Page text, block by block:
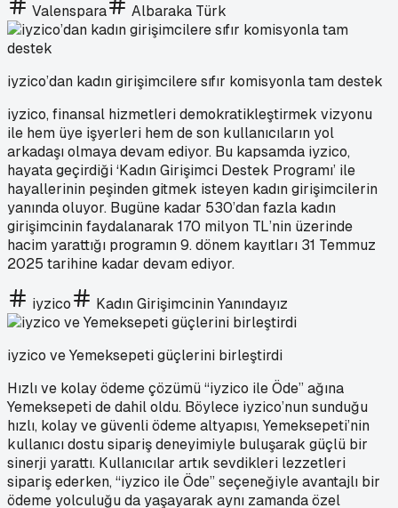
Valenspara Albaraka Türk
iyzico’dan kadın girişimcilere sıfır komisyonla tam destek
iyzico, finansal hizmetleri demokratikleştirmek vizyonu
ile hem üye işyerleri hem de son kullanıcıların yol
arkadaşı olmaya devam ediyor. Bu kapsamda iyzico,
hayata geçirdiği ‘Kadın Girişimci Destek Programı’ ile
hayallerinin peşinden gitmek isteyen kadın girişimcilerin
yanında oluyor. Bugüne kadar 530’dan fazla kadın
girişimcinin faydalanarak 170 milyon TL’nin üzerinde
hacim yarattığı programın 9. dönem kayıtları 31 Temmuz
2025 tarihine kadar devam ediyor.
iyzico Kadın Girişimcinin Yanındayız
iyzico ve Yemeksepeti güçlerini birleştirdi
Hızlı ve kolay ödeme çözümü “iyzico ile Öde” ağına
Yemeksepeti de dahil oldu. Böylece iyzico’nun sunduğu
hızlı, kolay ve güvenli ödeme altyapısı, Yemeksepeti’nin
kullanıcı dostu sipariş deneyimiyle buluşarak güçlü bir
sinerji yarattı. Kullanıcılar artık sevdikleri lezzetleri
sipariş ederken, “iyzico ile Öde” seçeneğiyle avantajlı bir
ödeme yolculuğu da yaşayarak aynı zamanda özel